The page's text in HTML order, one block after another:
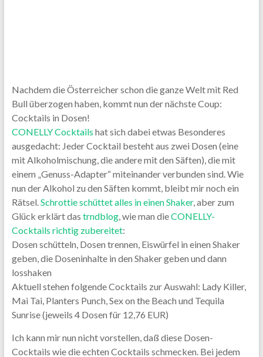
Nachdem die Österreicher schon die ganze Welt mit Red
Bull überzogen haben, kommt nun der nächste Coup:
Cocktails in Dosen!
CONELLY Cocktails hat sich dabei etwas Besonderes
ausgedacht: Jeder Cocktail besteht aus zwei Dosen (eine
mit Alkoholmischung, die andere mit den Säften), die mit
einem „Genuss-Adapter“ miteinander verbunden sind. Wie
nun der Alkohol zu den Säften kommt, bleibt mir noch ein
Rätsel.Schrottie schüttet alles in einen Shaker, aber zum
Glück erklärt das trndblog, wie man dieCONELLY-
Cocktails richtig zubereitet:
Dosen schütteln, Dosen trennen, Eiswürfel in einen Shaker
geben, die Doseninhalte in den Shaker geben und dann
losshaken
Aktuell stehen folgende Cocktails zur Auswahl: Lady Killer,
Mai Tai, Planters Punch, Sex on the Beach und Tequila
Sunrise (jeweils 4 Dosen für 12,76 EUR)
Ich kann mir nun nicht vorstellen, daß diese Dosen-
Cocktails wie die echten Cocktails schmecken. Bei jedem